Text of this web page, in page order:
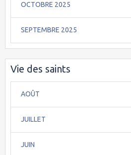
OCTOBRE 2025
SEPTEMBRE 2025
Vie des saints
AOÛT
JUILLET
JUIN